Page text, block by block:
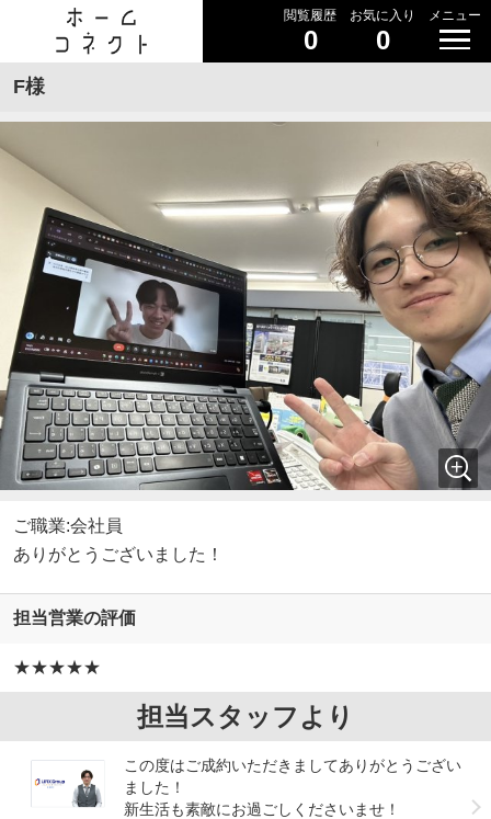
閲覧履歴
0
お気に入り
0
メニュー
F様
ご職業:会社員
ありがとうございました！
担当営業の評価
★★★★★
担当スタッフより
この度はご成約いただきましてありがとうござい
ました！
新生活も素敵にお過ごしくださいませ！